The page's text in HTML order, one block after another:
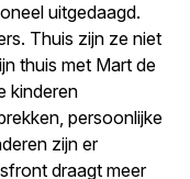
uitgedaagd.
Thuis zijn ze niet
thuis met Mart de
kinderen
persoonlijke
zijn er
draagt meer